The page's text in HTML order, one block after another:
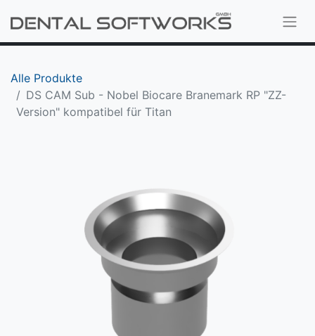
Alle Produkte
DS CAM Sub - Nobel Biocare Branemark RP "ZZ-
Version" kompatibel für Titan